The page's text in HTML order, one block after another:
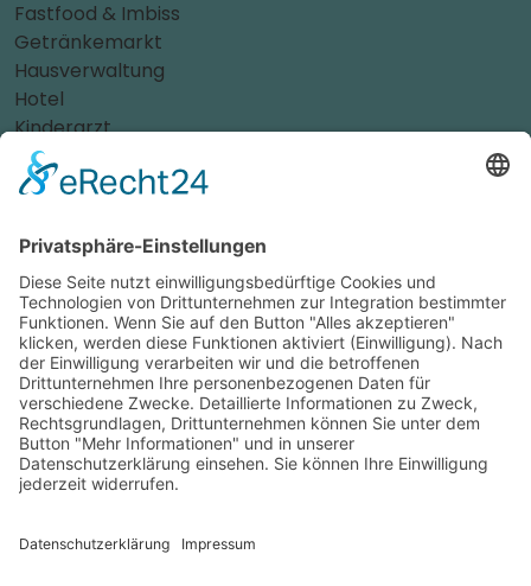
Fastfood & Imbiss
Getränkemarkt
Hausverwaltung
Hotel
Kinderarzt
Personalvermittler
Weitere Sportvereine
Zahnarzt
Tennis
Tankstelle
Tierbedarf
Parken
Für Ihr Unternehmen
Sichern Sie sich die Vorteile vondas ist nah! Mit uns
erreichen Sie neue Kunden und bleiben Ihren
Bestandskunden in guter Erinnerung.
Schon ab günstigen 29,- € im Monat.